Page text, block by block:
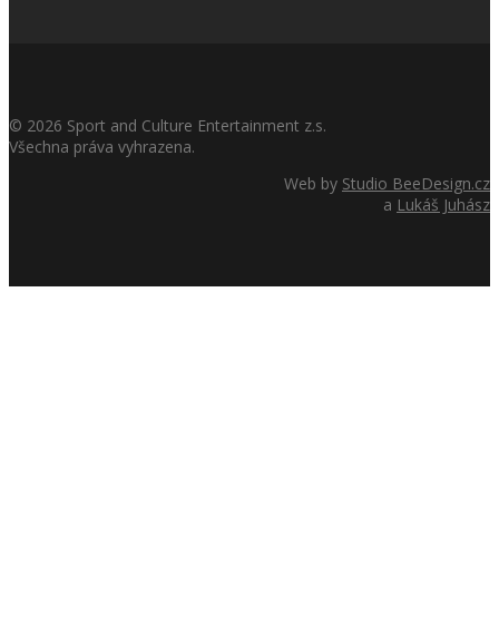
© 2026 Sport and Culture Entertainment z.s.
Všechna práva vyhrazena.
Web by Studio BeeDesign.cz
a Lukáš Juhász